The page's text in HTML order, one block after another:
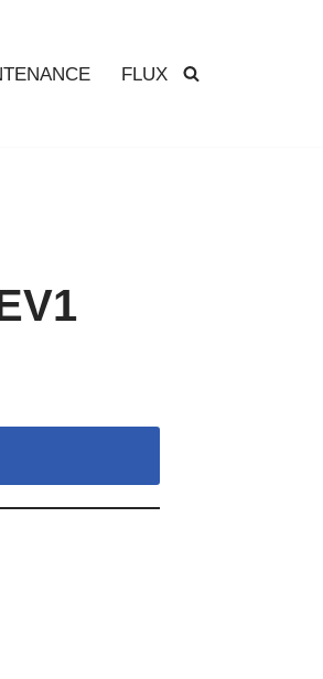
FLUX